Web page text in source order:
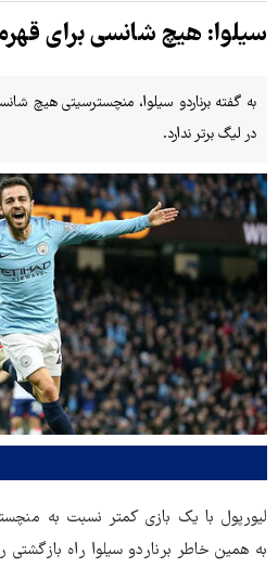
سیلوا: هیچ شانسی برای
به گفته برناردو سیلوا، منچسترسیتی هیچ
در لیگ برتر ندارد.
به همین خاطر برناردو سیلوا راه